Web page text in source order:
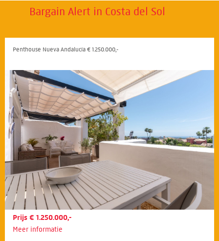
Bargain Alert in Costa del Sol
22 23 24 25 27 28
Penthouse Nueva Andalucía € 1.250.000,-
Prijs € 1.250.000,-
Meer informatie